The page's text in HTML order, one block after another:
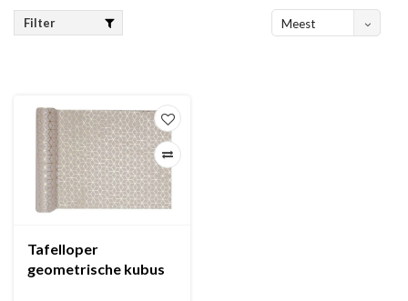
Filter
Meest
Tafelloper
geometrische kubus